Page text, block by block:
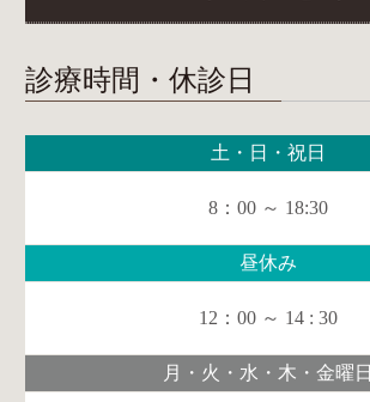
診療時間・休診日
土・日・祝日
8：00 ～ 18:30
昼休み
12：00 ～ 14 : 30
月・火・水・木・金曜日